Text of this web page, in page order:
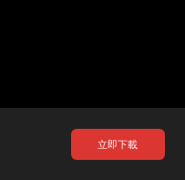
立即下載